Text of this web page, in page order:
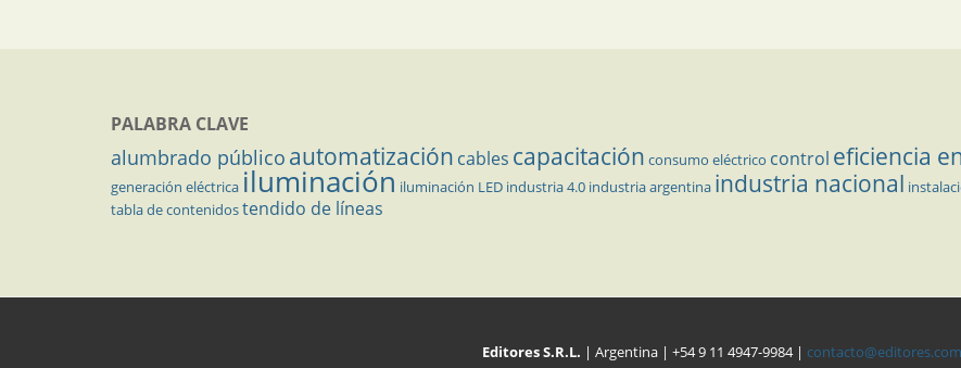
PALABRA CLAVE
alumbrado público automatización cables capacitación consumo eléctrico control eficiencia
generación eléctrica iluminación iluminación LED industria 4.0 industria argentina industria nacional
tabla de contenidostendido de líneas
Editores S.R.L. | Argentina | +54 9 11 4947-9984 |